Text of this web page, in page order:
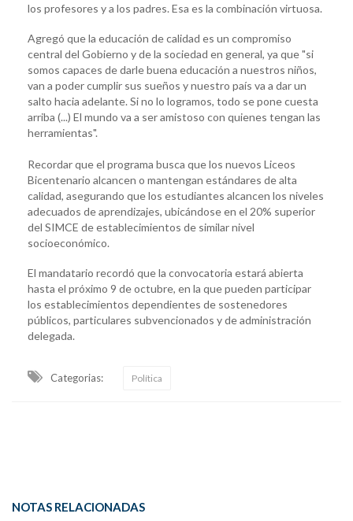
los profesores y a los padres. Esa es la combinación virtuosa.
Agregó que la educación de calidad es un compromiso
central del Gobierno y de la sociedad en general, ya que "si
somos capaces de darle buena educación a nuestros niños,
van a poder cumplir sus sueños y nuestro país va a dar un
salto hacia adelante. Si no lo logramos, todo se pone cuesta
arriba (...) El mundo va a ser amistoso con quienes tengan las
herramientas".
Recordar que el programa busca que los nuevos Liceos
Bicentenario alcancen o mantengan estándares de alta
calidad, asegurando que los estudiantes alcancen los niveles
adecuados de aprendizajes, ubicándose en el 20% superior
del SIMCE de establecimientos de similar nivel
socioeconómico.
El mandatario recordó que la convocatoria estará abierta
hasta el próximo 9 de octubre, en la que pueden participar
los establecimientos dependientes de sostenedores
públicos, particulares subvencionados y de administración
delegada.
Categorias: Política
NOTAS RELACIONADAS